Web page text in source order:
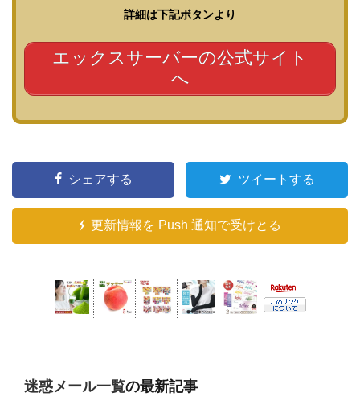
詳細は下記ボタンより
エックスサーバーの公式サイト
へ
シェアする ツイートする
更新情報を Push 通知で受けとる
迷惑メール一覧の最新記事